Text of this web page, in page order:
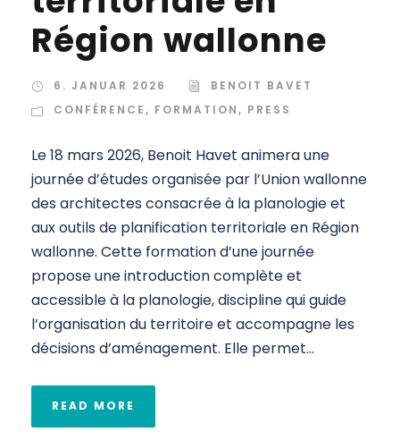
Région wallonne
6. JANUAR 2026
BENOIT BAVET
CONFÉRENCE, FORMATION, PRESS
Le 18 mars 2026, Benoit Havet animera une
journée d’études organisée par l’Union wallonne
des architectes consacrée à la planologie et
aux outils de planification territoriale en Région
wallonne. Cette formation d’une journée
propose une introduction complète et
accessible à la planologie, discipline qui guide
l’organisation du territoire et accompagne les
décisions d’aménagement. Elle permet...
READ MORE